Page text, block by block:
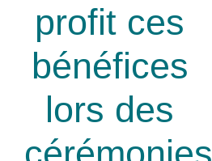
profit ces
bénéfices
lors des